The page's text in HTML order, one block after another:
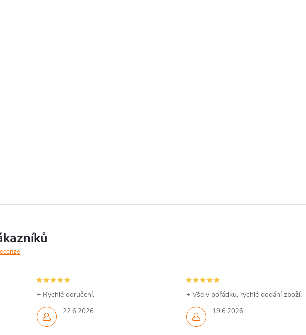
22.6.2026
+ Rychlé doručení.
19.6.2026
+ Vše v pořádku, rychlé dodání zboží.